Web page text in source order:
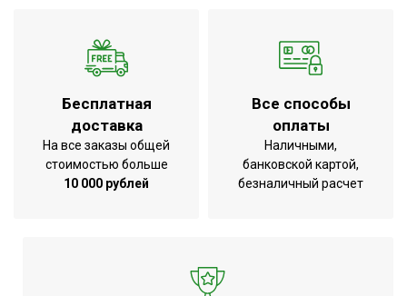
Бесплатная
доставка
На все заказы общей
стоимостью больше
10 000 рублей
Все способы
оплаты
Наличными,
банковской картой,
безналичный расчет